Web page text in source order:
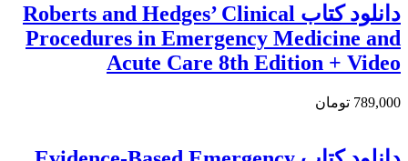
دانلود کتاب Roberts and Hedges’ Clinical
Procedures in Emergency Medicine and
Acute Care 8th Edition + Video
789,000 تومان